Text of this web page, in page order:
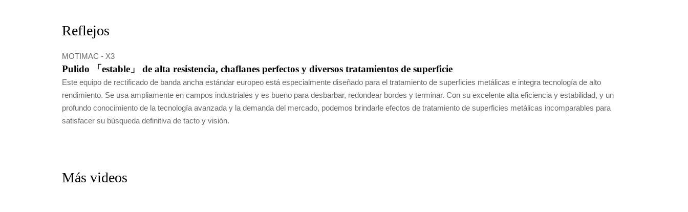
Reflejos
MOTIMAC - X3
Pulido 「estable」 de alta resistencia, chaflanes perfectos y diversos tratamientos de superficie
Este equipo de rectificado de banda ancha estándar europeo está especialmente diseñado para el tratamiento de superficies metálicas e integra tecnología de alto
rendimiento. Se usa ampliamente en campos industriales y es bueno para desbarbar, redondear bordes y terminar. Con su excelente alta eficiencia y estabilidad, y un
profundo conocimiento de la tecnología avanzada y la demanda del mercado, podemos brindarle efectos de tratamiento de superficies metálicas incomparables para
satisfacer su búsqueda definitiva de tacto y visión.
Más videos